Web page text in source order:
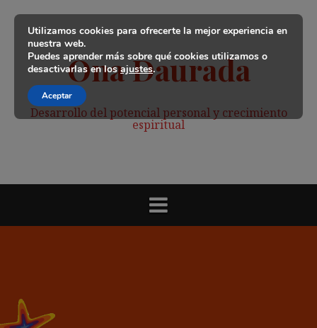
contenido
Ona Daurada
Desarrollo del potencial personal y crecimiento
espiritual
Utilizamos cookies para ofrecerte la mejor experiencia en
nuestra web.
Puedes aprender más sobre qué cookies utilizamos o
desactivarlas en losajustes.
Aceptar